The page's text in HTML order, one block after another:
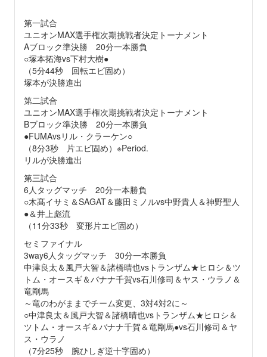
第一試合
ユニオンMAX選手権次期挑戦者決定トーナメント
Aブロック準決勝 20分一本勝負
○塚本拓海vs下村大樹●
（5分44秒 回転エビ固め）
塚本が決勝進出
第二試合
ユニオンMAX選手権次期挑戦者決定トーナメント
Bブロック準決勝 20分一本勝負
●FUMAvsリル・クラーケン○
（8分3秒 片エビ固め）※Period.
リルが決勝進出
第三試合
6人タッグマッチ 20分一本勝負
○木髙イサミ＆SAGAT＆藤田ミノルvs中野貴人＆神野聖人
●＆井上彪流
（11分33秒 変形片エビ固め）
セミファイナル
3way6人タッグマッチ 30分一本勝負
中津良太＆風戸大智＆諸橋晴也vsトランザム★ヒロシ＆ツ
トム・オースギ＆バナナ千賀vs石川修司＆ヤス・ウラノ＆
竜剛馬
～竜のわがままでチーム変更、3対4対2に～
○中津良太＆風戸大智＆諸橋晴也vsトランザム★ヒロシ＆
ツトム・オースギ＆バナナ千賀＆竜剛馬●vs石川修司＆ヤ
ス・ウラノ
（7分25秒 腕ひしぎ逆十字固め）